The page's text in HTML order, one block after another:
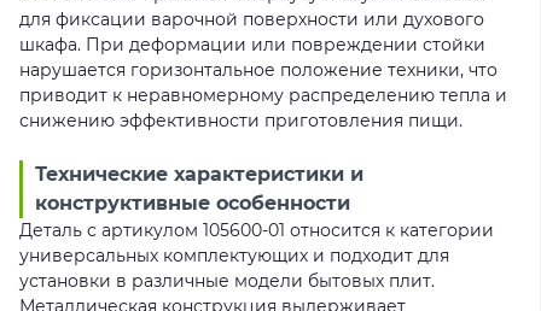
для фиксации варочной поверхности или духового
шкафа. При деформации или повреждении стойки
нарушается горизонтальное положение техники, что
приводит к неравномерному распределению тепла и
снижению эффективности приготовления пищи.
Технические характеристики и
конструктивные особенности
Деталь с артикулом 105600-01 относится к категории
универсальных комплектующих и подходит для
установки в различные модели бытовых плит.
Металлическая конструкция выдерживает